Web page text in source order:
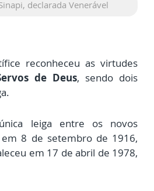
declarada Venerável
reconheceu as virtudes
de Deus, sendo dois
leiga entre os novos
em 8 de setembro de 1916,
em 17 de abril de 1978,